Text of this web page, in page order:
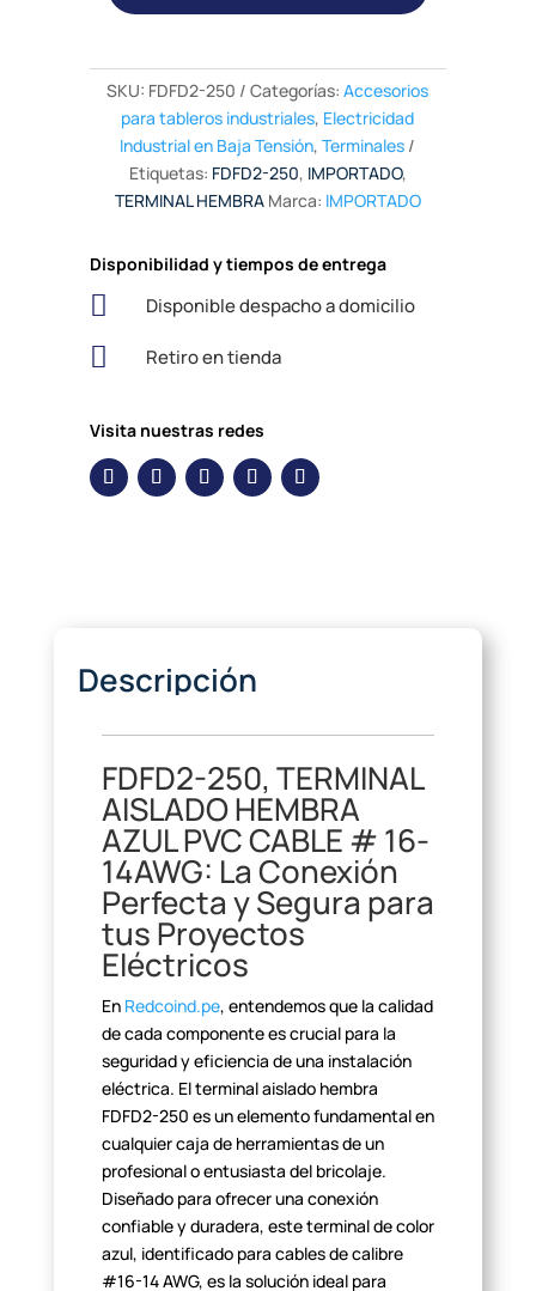
SKU: FDFD2-250 Categorías:Accesorios
para tableros industriales, Electricidad
Industrial en Baja Tensión,Terminales
Etiquetas: FDFD2-250, IMPORTADO,
TERMINAL HEMBRA Marca: IMPORTADO
Disponibilidad y tiempos de entrega
 Disponible despacho a domicilio
 Retiro en tienda
Visita nuestras redes
Descripción
FDFD2-250, TERMINAL
AISLADOHEMBRA
AZUL PVC CABLE # 16-
14AWG: La Conexión
Perfecta y Segura para
tusProyectos
Eléctricos
En Redcoind.pe, entendemos que la calidad
de cada componente es crucial para la
seguridad y eficiencia de una instalación
eléctrica. El terminal aislado hembra
FDFD2-250 es un elementofundamental en
cualquier caja de herramientas de un
profesional o entusiasta del bricolaje.
Diseñado para ofrecer una conexión
confiable y duradera, esteterminal de color
azul, identificado para cables de calibre
#16-14 AWG, es la solución ideal para